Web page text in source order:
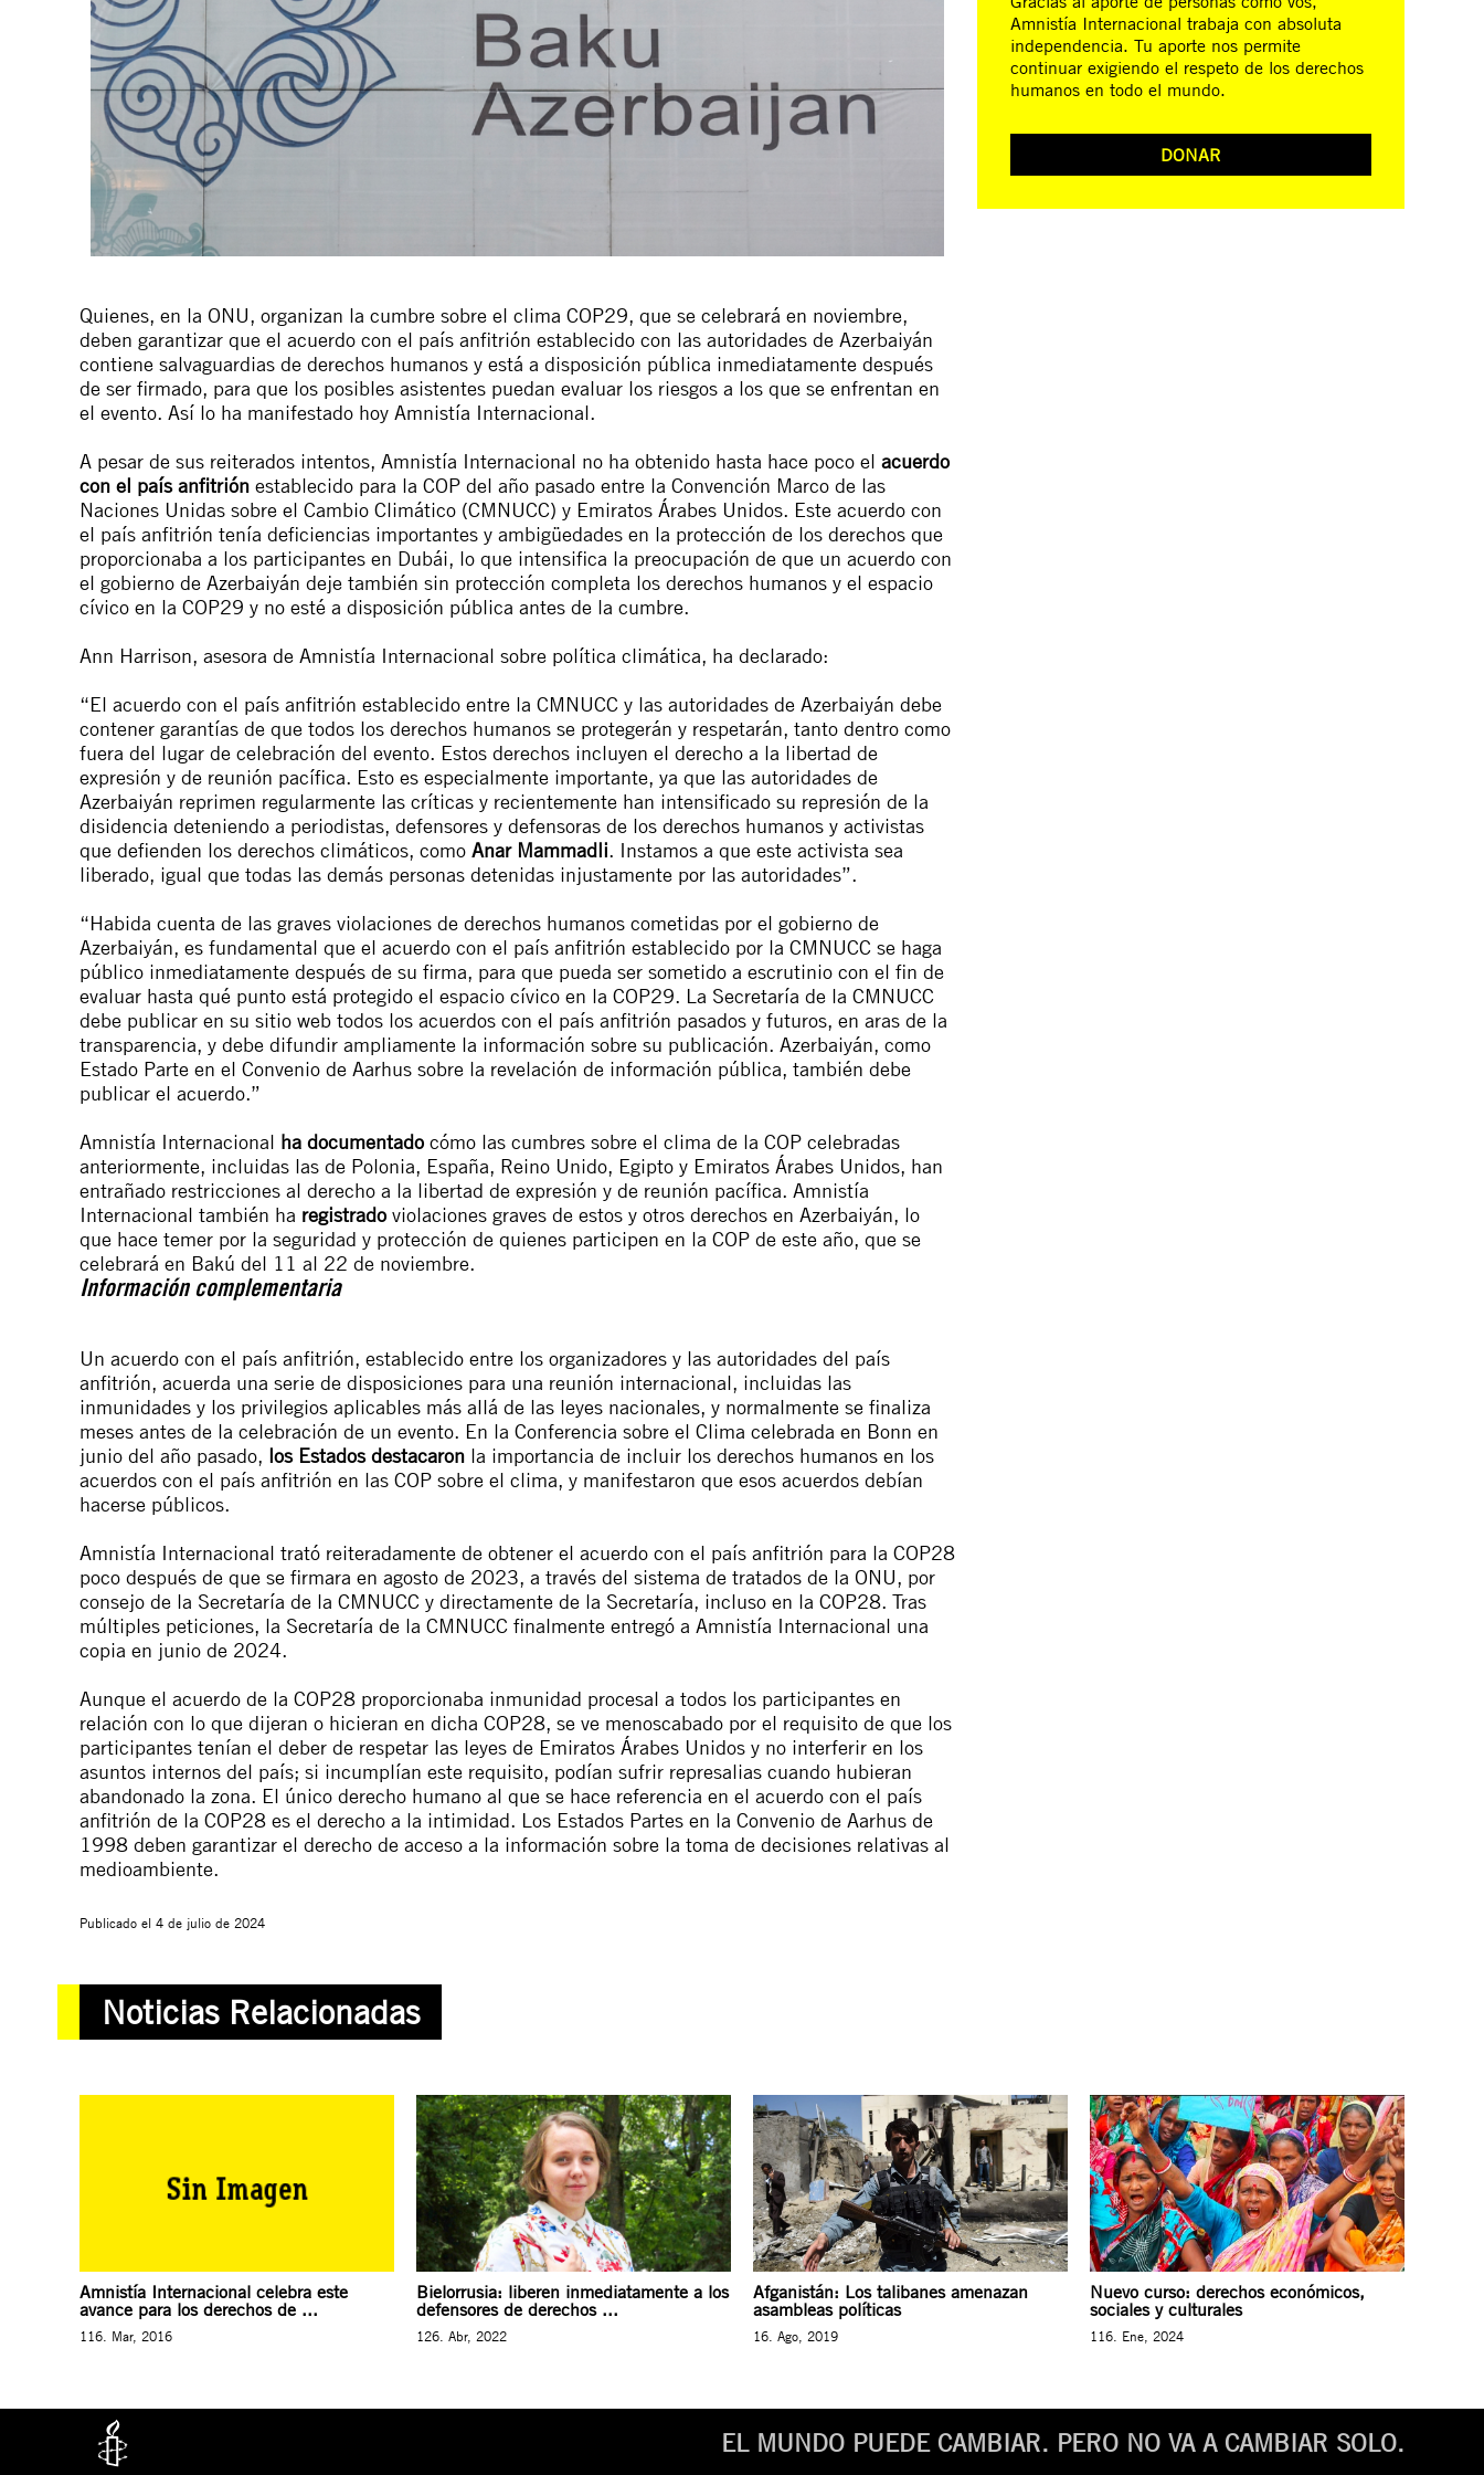
Quienes, en la ONU, organizan la cumbre sobre el clima COP29, que se celebrará en noviembre,
deben garantizar que el acuerdo con el país anfitrión establecido con las autoridades de Azerbaiyán
contiene salvaguardias de derechos humanos y está a disposición pública inmediatamente después
de ser firmado, para que los posibles asistentes puedan evaluar los riesgos a los que se enfrentan en
el evento. Así lo ha manifestado hoy Amnistía Internacional.
A pesar de sus reiterados intentos, Amnistía Internacional no ha obtenido hasta hace poco el acuerdo
con el país anfitrión establecido para la COP del año pasado entre la Convención Marco de las
Naciones Unidas sobre el Cambio Climático (CMNUCC) y Emiratos Árabes Unidos. Este acuerdo con
el país anfitrión tenía deficiencias importantes y ambigüedades en la protección de los derechos que
proporcionaba a los participantes en Dubái, lo que intensifica la preocupación de que un acuerdo con
el gobierno de Azerbaiyán deje también sin protección completa los derechos humanos y el espacio
cívico en la COP29 y no esté a disposición pública antes de la cumbre.
Ann Harrison, asesora de Amnistía Internacional sobre política climática, ha declarado:
“El acuerdo con el país anfitrión establecido entre la CMNUCC y las autoridades de Azerbaiyán debe
contener garantías de que todos los derechos humanos se protegerán y respetarán, tanto dentro como
fuera del lugar de celebración del evento. Estos derechos incluyen el derecho a la libertad de
expresión y de reunión pacífica. Esto es especialmente importante, ya que las autoridades de
Azerbaiyán reprimen regularmente las críticas y recientemente han intensificado su represión de la
disidencia deteniendo a periodistas, defensores y defensoras de los derechos humanos y activistas
que defienden los derechos climáticos, como Anar Mammadli. Instamos a que este activista sea
liberado, igual que todas las demás personas detenidas injustamente por las autoridades”.
“Habida cuenta de las graves violaciones de derechos humanos cometidas por el gobierno de
Azerbaiyán, es fundamental que el acuerdo con el país anfitrión establecido por la CMNUCC se haga
público inmediatamente después de su firma, para que pueda ser sometido a escrutinio con el fin de
evaluar hasta qué punto está protegido el espacio cívico en la COP29. La Secretaría de la CMNUCC
debe publicar en su sitio web todos los acuerdos con el país anfitrión pasados y futuros, en aras de la
transparencia, y debe difundir ampliamente la información sobre su publicación. Azerbaiyán, como
Estado Parte en el Convenio de Aarhus sobre la revelación de información pública, también debe
publicar el acuerdo.”
Amnistía Internacional ha documentado cómo las cumbres sobre el clima de la COP celebradas
anteriormente, incluidas las de Polonia, España, Reino Unido, Egipto y Emiratos Árabes Unidos, han
entrañado restricciones al derecho a la libertad de expresión y de reunión pacífica. Amnistía
Internacional también ha registrado violaciones graves de estos y otros derechos en Azerbaiyán, lo
que hace temer por la seguridad y protección de quienes participen en la COP de este año, que se
celebrará en Bakú del 11 al 22 de noviembre.
Información complementaria
Un acuerdo con el país anfitrión, establecido entre los organizadores y las autoridades del país
anfitrión, acuerda una serie de disposiciones para una reunión internacional, incluidas las
inmunidades y los privilegios aplicables más allá de las leyes nacionales, y normalmente se finaliza
meses antes de la celebración de un evento. En la Conferencia sobre el Clima celebrada en Bonn en
junio del año pasado, los Estados destacaron la importancia de incluir los derechos humanos en los
acuerdos con el país anfitrión en las COP sobre el clima, y manifestaron que esos acuerdos debían
hacerse públicos.
Amnistía Internacional trató reiteradamente de obtener el acuerdo con el país anfitrión para la COP28
poco después de que se firmara en agosto de 2023, a través del sistema de tratados de la ONU, por
consejo de la Secretaría de la CMNUCC y directamente de la Secretaría, incluso en la COP28. Tras
múltiples peticiones, la Secretaría de la CMNUCC finalmente entregó a Amnistía Internacional una
copia en junio de 2024.
Aunque el acuerdo de la COP28 proporcionaba inmunidad procesal a todos los participantes en
relación con lo que dijeran o hicieran en dicha COP28, se ve menoscabado por el requisito de que los
participantes tenían el deber de respetar las leyes de Emiratos Árabes Unidos y no interferir en los
asuntos internos del país; si incumplían este requisito, podían sufrir represalias cuando hubieran
abandonado la zona. El único derecho humano al que se hace referencia en el acuerdo con el país
anfitrión de la COP28 es el derecho a la intimidad. Los Estados Partes en la Convenio de Aarhus de
1998 deben garantizar el derecho de acceso a la información sobre la toma de decisiones relativas al
medioambiente.
Publicado el 4 de julio de 2024
Amnistía Internacional trabaja con absoluta
independencia. Tu aporte nos permite
continuar exigiendo el respeto de los derechos
humanos en todo el mundo.
DONAR
Noticias Relacionadas
Amnistía Internacional celebra este
avance para los derechos de ...
116. Mar, 2016
Bielorrusia: liberen inmediatamente a los
defensores de derechos ...
126. Abr, 2022
Afganistán: Los talibanes amenazan
asambleas políticas
16. Ago, 2019
Nuevo curso: derechos económicos,
sociales y culturales
116. Ene, 2024
EL MUNDO PUEDE CAMBIAR. PERO NO VA A CAMBIAR SOLO.